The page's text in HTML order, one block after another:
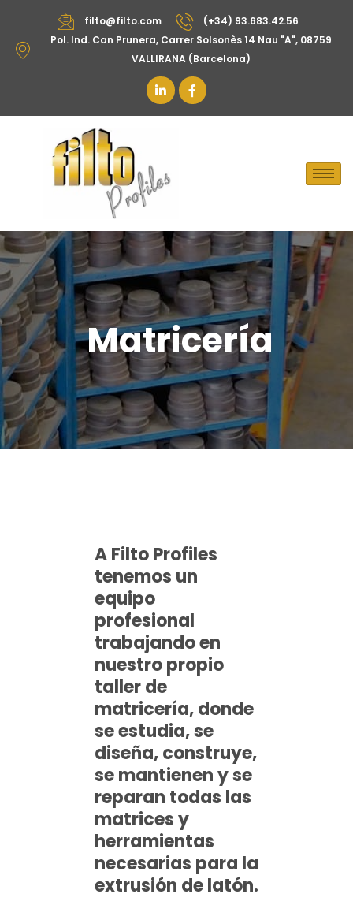
filto@filto.com
(+34) 93.683.42.56
Pol. Ind. Can Prunera, Carrer Solsonès 14 Nau "A", 08759
VALLIRANA (Barcelona)
Matricería
A Filto Profiles
tenemos un
equipo
profesional
trabajando en
nuestro propio
taller de
matricería, donde
se estudia, se
diseña, construye,
se mantienen y se
reparan todas las
matrices y
herramientas
necesarias para la
extrusión de latón.